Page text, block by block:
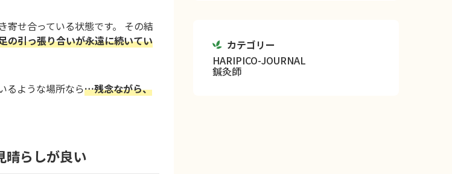
寄せ合っている状態です。 その結
の引っ張り合いが永遠に続いてい
るような場所なら…残念ながら、
晴らしが良い
カテゴリー
HARIPICO-JOURNAL
鍼灸師